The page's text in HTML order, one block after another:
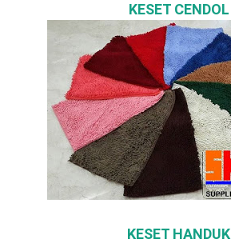
KESET CENDOL
KESET HANDUK